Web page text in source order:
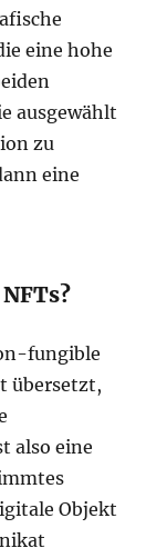
eine hohe
ausgewählt
zu
eine
fungible
übersetzt,
also eine
Objekt